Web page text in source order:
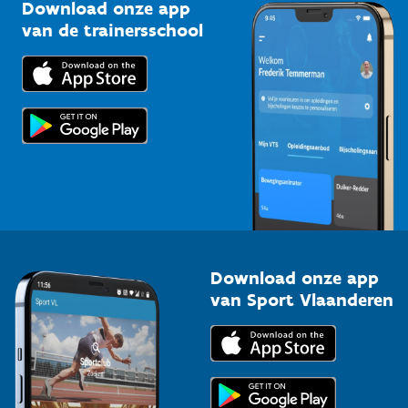
Bedrijven
Trainers en begeleiders
Topsporters
Downloads
Voor de pers
Download onze app
van de trainersschool
Download onze app
van Sport Vlaanderen